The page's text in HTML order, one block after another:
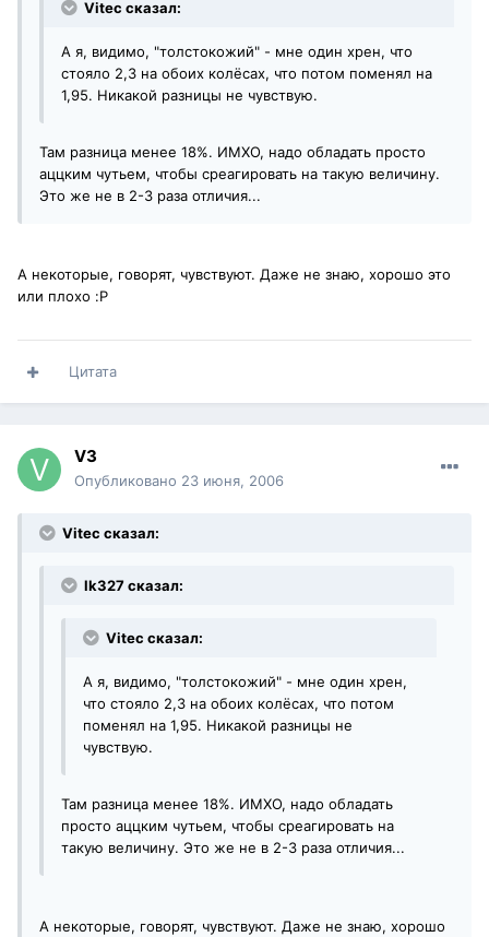
Vitec сказал:
А я, видимо, "толстокожий" - мне один хрен, что
стояло 2,3 на обоих колёсах, что потом поменял на
1,95. Никакой разницы не чувствую.
Там разница менее 18%. ИМХО, надо обладать просто
аццким чутьем, чтобы среагировать на такую величину.
Это же не в 2-3 раза отличия...
А некоторые, говорят, чувствуют. Даже не знаю, хорошо это
или плохо :P
Цитата
V3
Опубликовано 23 июня, 2006
Vitec сказал:
lk327 сказал:
Vitec сказал:
А я, видимо, "толстокожий" - мне один хрен,
что стояло 2,3 на обоих колёсах, что потом
поменял на 1,95. Никакой разницы не
чувствую.
Там разница менее 18%. ИМХО, надо обладать
просто аццким чутьем, чтобы среагировать на
такую величину. Это же не в 2-3 раза отличия...
А некоторые, говорят, чувствуют. Даже не знаю, хорошо